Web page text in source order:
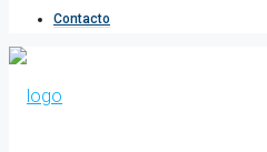
Contacto